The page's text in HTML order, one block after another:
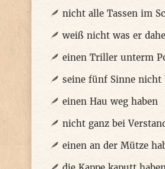
nicht alle Tassen im
weiß nicht was er
einen Triller unterm
seine fünf Sinne nicht
einen Hau weg haben
nicht ganz bei
einen an der Mütze